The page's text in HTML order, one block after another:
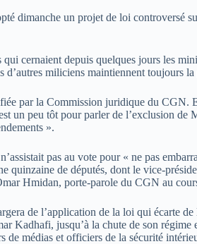
dimanche un projet de loi controversé
cernaient depuis quelques jours les
miliciens maintiennent toujours la
par la Commission juridique du
un peu tôt pour parler de l’exclusion
».
pas au vote pour « ne pas
quinzaine de députés, dont le vice-
Hmidan, porte-parole du CGN au
de l’application de la loi qui écarte
Kadhafi, jusqu’à la chute de son
de médias et officiers de la sécurité